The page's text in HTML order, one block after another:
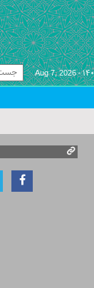
Aug 7, 2026